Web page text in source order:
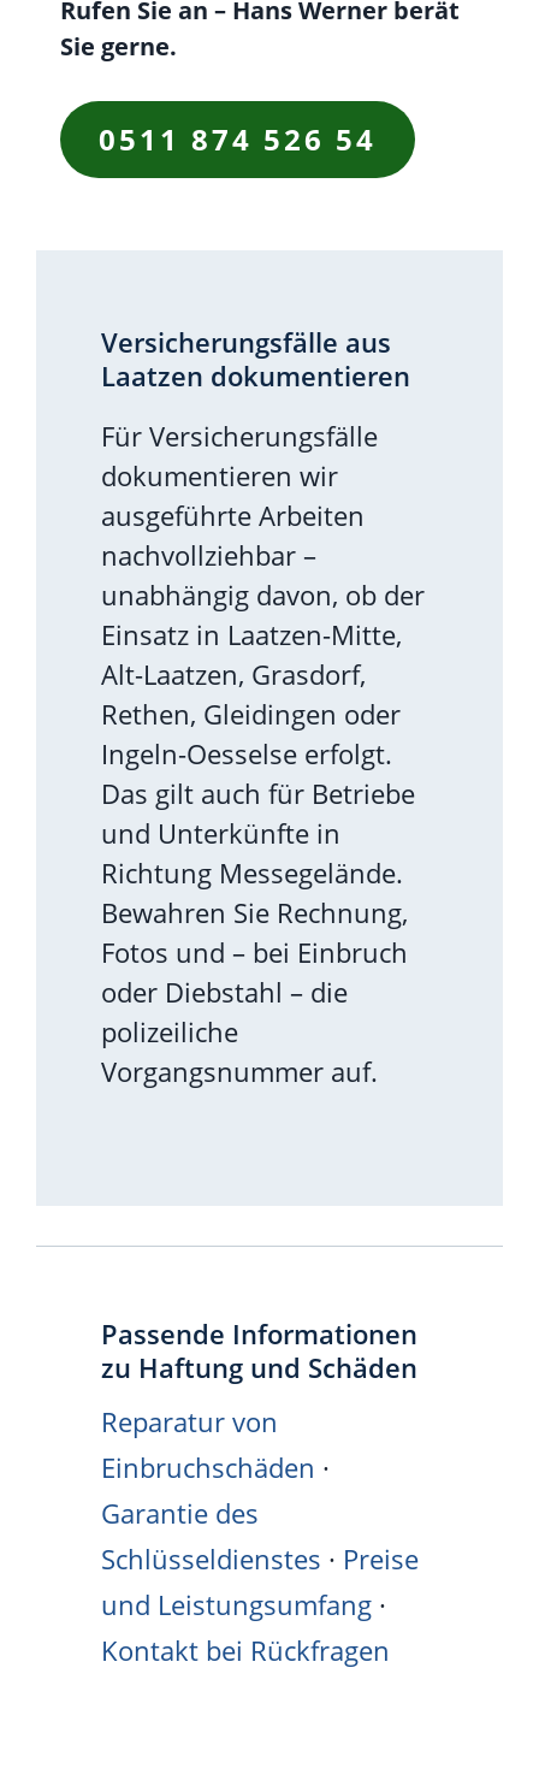
Rufen Sie an – Hans Werner berät
Sie gerne.
0511 874 526 54
Versicherungsfälle aus
Laatzen dokumentieren
Für Versicherungsfälle
dokumentieren wir
ausgeführte Arbeiten
nachvollziehbar –
unabhängig davon, ob der
Einsatz in Laatzen-Mitte,
Alt-Laatzen, Grasdorf,
Rethen, Gleidingen oder
Ingeln-Oesselse erfolgt.
Das gilt auch für Betriebe
und Unterkünfte in
Richtung Messegelände.
Bewahren Sie Rechnung,
Fotos und – bei Einbruch
oder Diebstahl – die
polizeiliche
Vorgangsnummer auf.
Passende Informationen
zu Haftung und Schäden
Reparatur von
Einbruchschäden ·
Garantie des
Schlüsseldienstes · Preise
und Leistungsumfang ·
Kontakt bei Rückfragen